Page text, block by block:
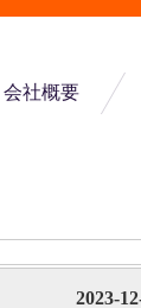
会社概要
2023-